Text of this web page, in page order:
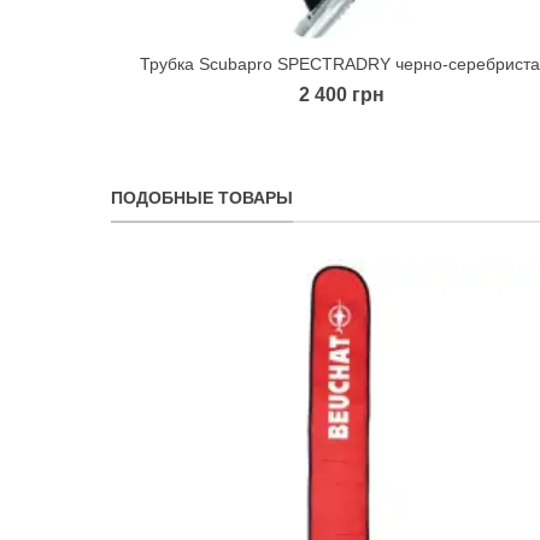
Quick view
Трубка Scubapro SPECTRADRY черно-
2 400 грн
ПОДОБНЫЕ ТОВАРЫ